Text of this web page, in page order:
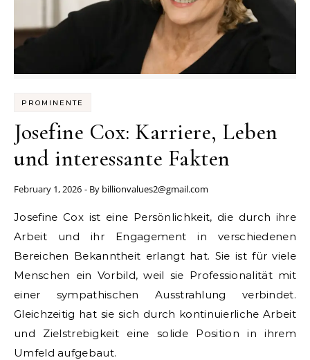
PROMINENTE
Josefine Cox: Karriere, Leben
und interessante Fakten
February 1, 2026 - By billionvalues2@gmail.com
Josefine Cox ist eine Persönlichkeit, die durch ihre
Arbeit und ihr Engagement in verschiedenen
Bereichen Bekanntheit erlangt hat. Sie ist für viele
Menschen ein Vorbild, weil sie Professionalität mit
einer sympathischen Ausstrahlung verbindet.
Gleichzeitig hat sie sich durch kontinuierliche Arbeit
und Zielstrebigkeit eine solide Position in ihrem
Umfeld aufgebaut.